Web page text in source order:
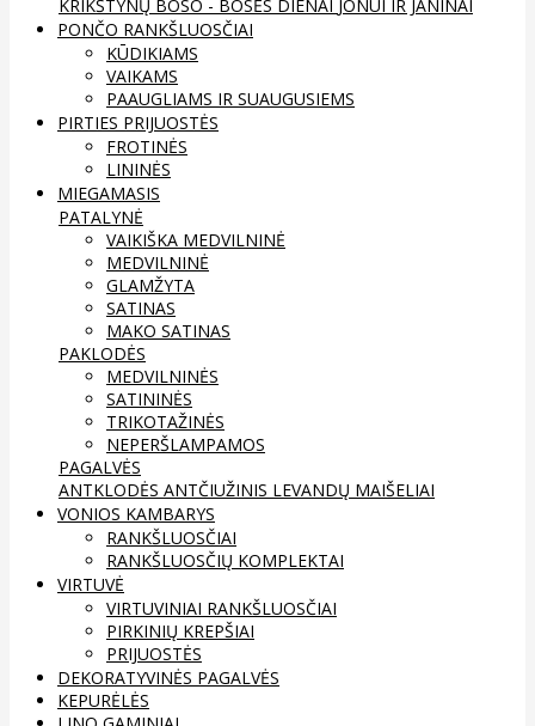
KRIKŠTYNŲ BOSO - BOSĖS DIENAI JONUI IR JANINAI
PONČO RANKŠLUOSČIAI
KŪDIKIAMS
VAIKAMS
PAAUGLIAMS IR SUAUGUSIEMS
PIRTIES PRIJUOSTĖS
FROTINĖS
LININĖS
MIEGAMASIS
PATALYNĖ
VAIKIŠKA MEDVILNINĖ
MEDVILNINĖ
GLAMŽYTA
SATINAS
MAKO SATINAS
PAKLODĖS
MEDVILNINĖS
SATININĖS
TRIKOTAŽINĖS
NEPERŠLAMPAMOS
PAGALVĖS
ANTKLODĖS ANTČIUŽINIS LEVANDŲ MAIŠELIAI
VONIOS KAMBARYS
RANKŠLUOSČIAI
RANKŠLUOSČIŲ KOMPLEKTAI
VIRTUVĖ
VIRTUVINIAI RANKŠLUOSČIAI
PIRKINIŲ KREPŠIAI
PRIJUOSTĖS
DEKORATYVINĖS PAGALVĖS
KEPURĖLĖS